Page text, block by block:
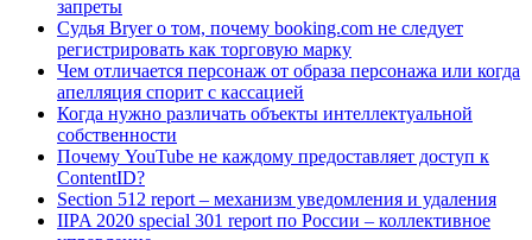
запреты
Судья Bryer о том, почему booking.com не следует
регистрировать как торговую марку
Чем отличается персонаж от образа персонажа или когда
апелляция спорит с кассацией
Когда нужно различать объекты интеллектуальной
собственности
Почему YouTube не каждому предоставляет доступ к
ContentID?
Section 512 report – механизм уведомления и удаления
IIPA 2020 special 301 report по России – коллективное